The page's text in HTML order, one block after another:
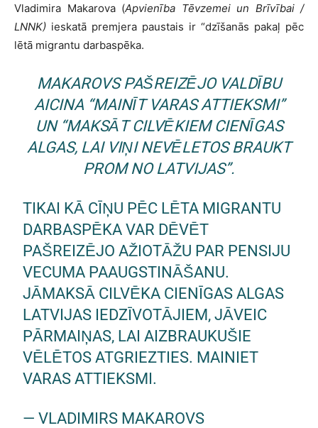
Vladimira Makarova (Apvienība Tēvzemei un Brīvībai /
LNNK) ieskatā premjera paustais ir “dzīšanās pakaļ pēc
lētā migrantu darbaspēka.
MAKAROVS PAŠREIZĒJO VALDĪBU
AICINA “MAINĪT VARAS ATTIEKSMI”
UN “MAKSĀT CILVĒKIEM CIENĪGAS
ALGAS, LAI VIŅI NEVĒLETOS BRAUKT
PROM NO LATVIJAS”.
TIKAI KĀ CĪŅU PĒC LĒTA MIGRANTU
DARBASPĒKA VAR DĒVĒT
PAŠREIZĒJO AŽIOTĀŽU PAR PENSIJU
VECUMA PAAUGSTINĀŠANU.
JĀMAKSĀ CILVĒKA CIENĪGAS ALGAS
LATVIJAS IEDZĪVOTĀJIEM, JĀVEIC
PĀRMAIŅAS, LAI AIZBRAUKUŠIE
VĒLĒTOS ATGRIEZTIES. MAINIET
VARAS ATTIEKSMI.
— VLADIMIRS MAKAROVS